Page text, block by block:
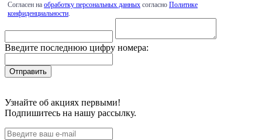
Согласен на обработку персональных данных согласно Политике
конфиденциальности.
Введите последнюю цифру номера:
Узнайте об акциях первыми!
Подпишитесь на нашу рассылку.